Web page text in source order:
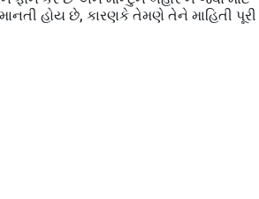
હોય છે, કારણકે તેમણે તેને માહિતી પૂરી